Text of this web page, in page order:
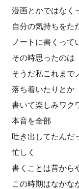
漫画とかではなく
自分の気持ちをた
ノートに書くって
その時思ったのは
そうだ私これまで
落ち着いたりとか
書いて楽しみワク
本音を全部
吐き出してたんだ
忙しく
書くことは昔から
この時期はなかな